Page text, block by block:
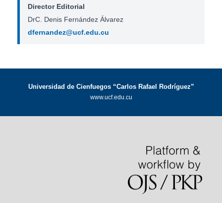
Director Editorial
DrC. Denis Fernández Álvarez
dfernandez@ucf.edu.cu
Universidad de Cienfuegos “Carlos Rafael Rodríguez”
www.ucf.edu.cu